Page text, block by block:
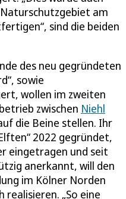
am
sind die beiden
des neu gegründeten
sowie
wollen im zweiten
zwischen Niehl
die Beine stellen. Ihr
2022 gegründet,
eingetragen und seit
anerkannt, will den
im Kölner Norden
„So eine